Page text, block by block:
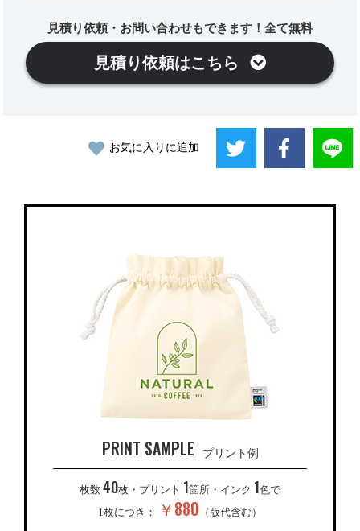
見積り依頼・お問い合わせもできます！全て無料
見積り依頼はこちら
お気に入りに追加
PRINT SAMPLE プリント例
枚数 40枚・プリント 1箇所・インク 1色で
1枚につき：
￥880 （版代含む）